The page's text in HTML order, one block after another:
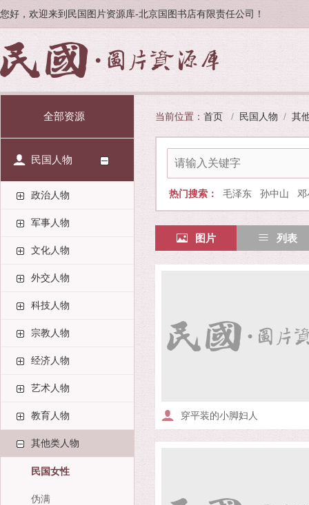
您好，欢迎来到民国图片资源库-北京国图书店有限责任公司！
全部资源
民国人物
政治人物
军事人物
文化人物
外交人物
科技人物
宗教人物
经济人物
艺术人物
教育人物
其他类人物
民国女性
伪满
当前位置： 首页 / 民国人物 / 其
热门搜索： 毛泽东 孙中山
图片 列表
穿平装的小脚妇人